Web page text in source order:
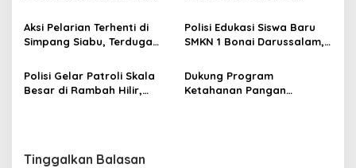
Diserahkan ke Keluarga
Polres Rokan Hulu Turut
Menerima Manfaat
Aksi Pelarian Terhenti di
Simpang Siabu, Terduga
Diciduk Polisi
Polisi Edukasi Siswa Baru
SMKN 1 Bonai Darussalam,
Bullying dan Anti-Narkoba
Sejak MPLS
Polisi Gelar Patroli Skala
Besar di Rambah Hilir,
Dukung Program
Ketahanan Pangan
Tinggalkan Balasan